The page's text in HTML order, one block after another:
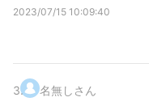
2023/07/15 10:09:40
3. 名無しさん